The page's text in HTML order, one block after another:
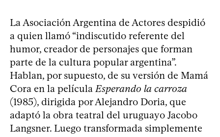
La Asociación Argentina de Actores despidió
a quien llamó “indiscutido referente del
humor, creador de personajes que forman
parte de la cultura popular argentina”.
Hablan, por supuesto, de su versión de Mamá
Cora en la película Esperando la carroza
(1985), dirigida por Alejandro Doria, que
adaptó la obra teatral del uruguayo Jacobo
Langsner. Luego transformada simplemente